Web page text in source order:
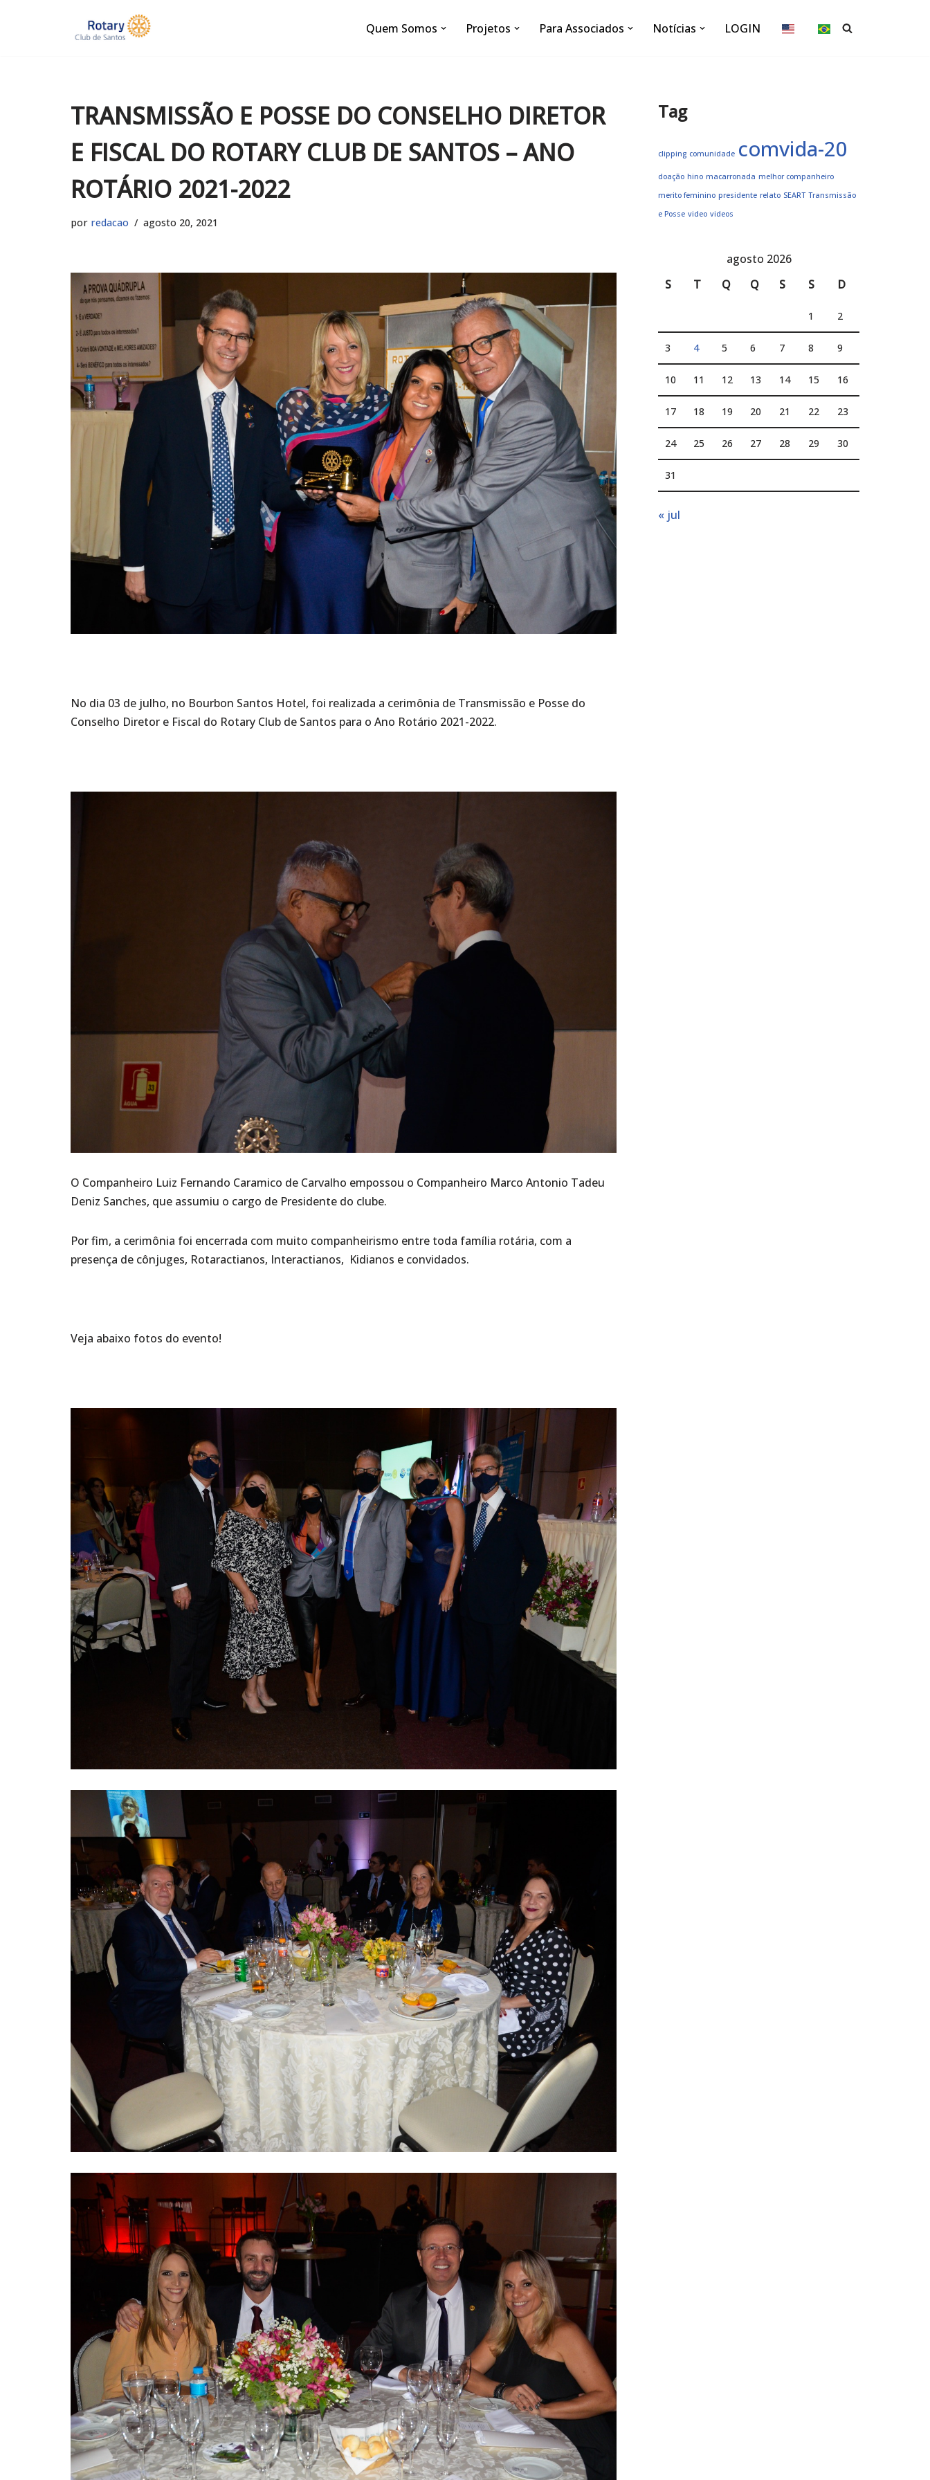
Quem Somos Projetos Para Associados Notícias LOGIN
TRANSMISSÃO E POSSE DO CONSELHO DIRETOR
E FISCAL DO ROTARY CLUB DE SANTOS – ANO
ROTÁRIO 2021-2022
por redacao agosto 20, 2021
No dia 03 de julho, no Bourbon Santos Hotel, foi realizada a cerimônia de Transmissão e Posse do
Conselho Diretor e Fiscal do Rotary Club de Santos para o Ano Rotário 2021-2022.
O Companheiro Luiz Fernando Caramico de Carvalho empossou o Companheiro Marco Antonio Tadeu
Deniz Sanches, que assumiu o cargo de Presidente do clube.
Por fim, a cerimônia foi encerrada com muito companheirismo entre toda família rotária, com a
presença de cônjuges, Rotaractianos, Interactianos, Kidianos e convidados.
Veja abaixo fotos do evento!
Tag
clipping comunidade comvida-20
doação hino macarronada melhor companheiro
merito feminino presidente relato SEART Transmissão
e Posse video videos
agosto 2026
S
T Q Q S S D
1 2
3 4 5 6 7 8 9
10 11 12 13 14 15 16
17 18 19 20 21 22 23
24 25 26 27 28 29 30
31
« jul